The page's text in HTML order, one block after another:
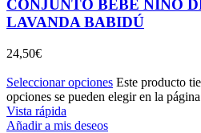
CONJUNTO BEBE NIÑO
LAVANDA BABIDÚ
24,50€
Seleccionar opciones Este producto
opciones se pueden elegir en la
Vista rápida
Añadir a mis deseos